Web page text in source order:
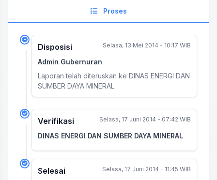
Proses
Disposisi Selasa, 13 Mei 2014 - 10:17 WIB
Admin Gubernuran
Laporan telah diteruskan ke DINAS ENERGI DAN
SUMBER DAYA MINERAL
Verifikasi Selasa, 17 Juni 2014 - 07:42 WIB
DINAS ENERGI DAN SUMBER DAYA MINERAL
Selesai Selasa, 17 Juni 2014 - 11:45 WIB